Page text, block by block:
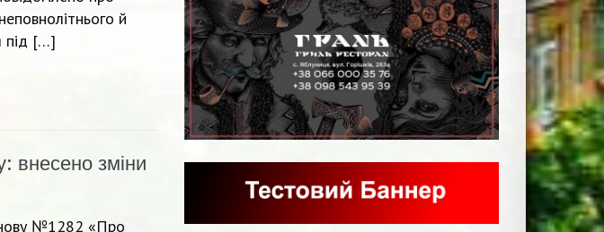
й
під […]
внесено зміни
№1282 «Про